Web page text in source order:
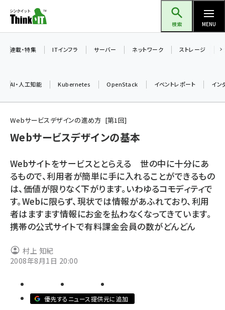
ン
ツ
検索 MENU
加藤銘のチーム貢献～仲間と築いた勝利の絆～ (2338)
北海道をのんびり旅する晴山佳須夫のヒント集！ (2060)
drupal (1973)
genai (1501)
abc123 (1376)
連載・特集 ITインフラ サーバー ネットワーク ストレージ
AI・人工知能 Kubernetes OpenStack イベントレポート イン
Webサービスデザインの進め方 第1回
Webサービスデザインの基本
Webサイトをサービスととらえる 世の中に十分にあ
るもので、利用者が簡単に手に入れることができるもの
は、価値が限りなく下がります。いわゆるコモディティで
す。Webに限らず、現状では情報があふれており、利用
者はますます情報にお金を払わなくなってきています。
携帯の公式サイトで有料課金会員の数がどんどん
村上 知紀
2008年8月1日 20:00
優先するニュース提供元に追加